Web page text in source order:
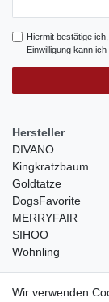
Hiermit bestätige
Einwilligung kann
Hersteller
DIVANO
Kingkratzbaum
Goldtatze
DogsFavorite
MERRYFAIR
SIHOO
Wohnling
weitere Shops
Wir verwenden